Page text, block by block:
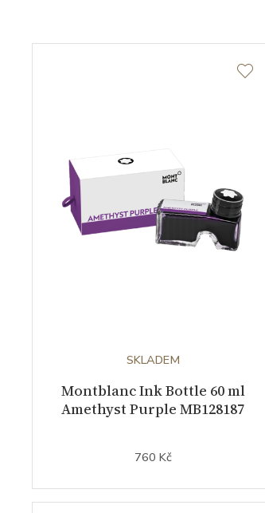
SKLADEM
Montblanc Ink Bottle 60 ml
Amethyst Purple MB128187
760 Kč